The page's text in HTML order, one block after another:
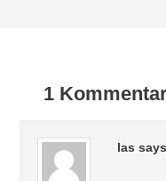
1
las says